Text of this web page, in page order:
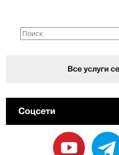
Все услуги
Соцсети